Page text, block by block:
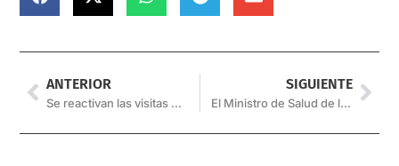
ANTERIOR
Se reactivan las visitas del Móvil Quirúrgico a los barrios
SIGUIENTE
El Ministro de Salud de la Nación fue internado de urgencia